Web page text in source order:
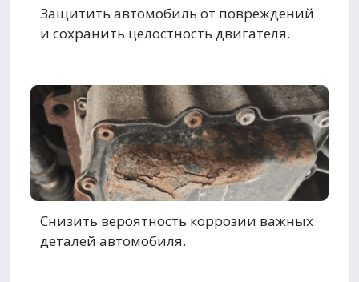
Защитить автомобиль от повреждений
и сохранить целостность двигателя.
Снизить вероятность коррозии важных
деталей автомобиля.